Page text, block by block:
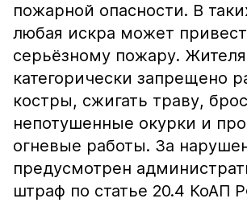
пожарной опасности. В
любая искра может
серьёзному пожару.
категорически запрещено
костры, сжигать траву,
непотушенные окурки и
огневые работы. За
предусмотрен
штраф по статье 20.4 КоАП